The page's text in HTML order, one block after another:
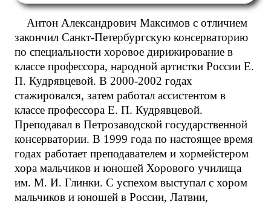
Антон Александрович Максимов с отличием
закончил Санкт-Петербургскую консерваторию
по специальности хоровое дирижирование в
классе профессора, народной артистки России Е.
П. Кудрявцевой. В 2000-2002 годах
стажировался, затем работал ассистентом в
классе профессора Е. П. Кудрявцевой.
Преподавал в Петрозаводской государственной
консерватории. В 1999 года по настоящее время
годах работает преподавателем и хормейстером
хора мальчиков и юношей Хорового училища
им. М. И. Глинки. С успехом выступал с хором
мальчиков и юношей в России, Латвии,